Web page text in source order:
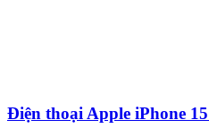
Điện thoại Apple iPhone